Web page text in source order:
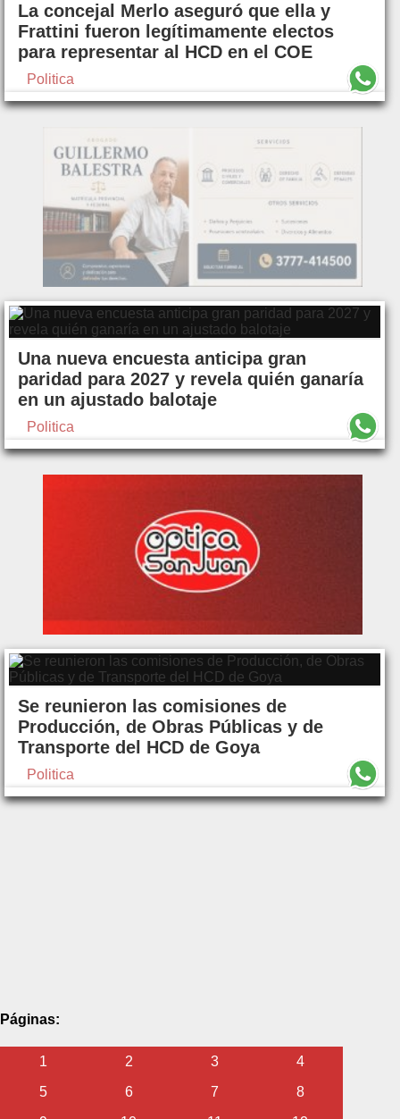
La concejal Merlo aseguró que ella y
Frattini fueron legítimamente electos
para representar al HCD en el COE
Politica
Una nueva encuesta anticipa gran
paridad para 2027 y revela quién ganaría
en un ajustado balotaje
Politica
Se reunieron las comisiones de
Producción, de Obras Públicas y de
Transporte del HCD de Goya
Politica
Páginas:
1 2 3
4
5
6 7
8